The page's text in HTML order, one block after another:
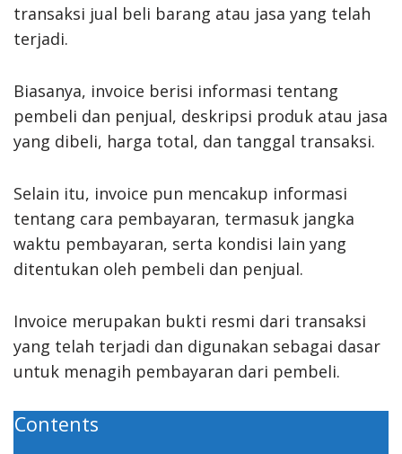
transaksi jual beli barang atau jasa yang telah
terjadi.
Biasanya, invoice berisi informasi tentang
pembeli dan penjual, deskripsi produk atau jasa
yang dibeli, harga total, dan tanggal transaksi.
Selain itu, invoice pun mencakup informasi
tentang cara pembayaran, termasuk jangka
waktu pembayaran, serta kondisi lain yang
ditentukan oleh pembeli dan penjual.
Invoice merupakan bukti resmi dari transaksi
yang telah terjadi dan digunakan sebagai dasar
untuk menagih pembayaran dari pembeli.
Contents